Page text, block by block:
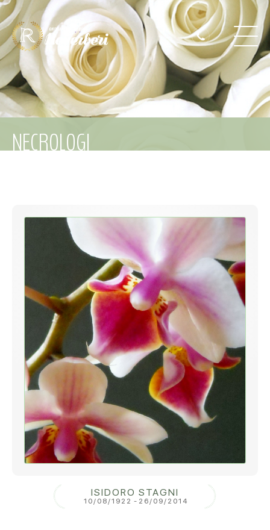
NECROLOGI
ISIDORO STAGNI
10/08/1922 - 26/09/2014